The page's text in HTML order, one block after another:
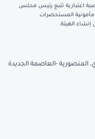
اعتبارية تتبع رئيس مجلس
ومأمونية المستحضرات
الهيئة.
المنصورية -العاصمة الجديدة